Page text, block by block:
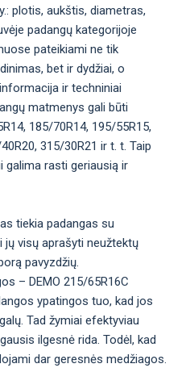
plotis, aukštis, diametras,
padangų kategorijoje
pateikiami ne tik
bet ir dydžiai, o
ir techniniai
matmenys gali būti
185/70R14, 195/55R15,
315/30R21 ir t. t. Taip
galima rasti geriausią ir
tiekia padangas su
jų visų aprašyti neužtektų
pavyzdžių.
– DEMO 215/65R16C
ypatingos tuo, kad jos
Tad žymiai efektyviau
ilgesnė rida. Todėl, kad
dar geresnės medžiagos.